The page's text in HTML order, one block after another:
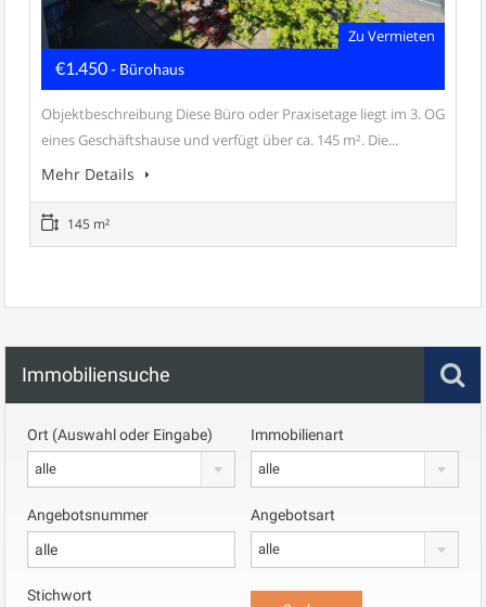
Zu Vermieten
€1.450- Bürohaus
Objektbeschreibung Diese Büro oder Praxisetage liegt im 3. OG
eines Geschäftshause und verfügt über ca. 145 m². Die...
Mehr Details
145 m²
Immobiliensuche
Ort (Auswahl oder Eingabe)
alle
Immobilienart
alle
Angebotsnummer Angebotsart
alle
Stichwort